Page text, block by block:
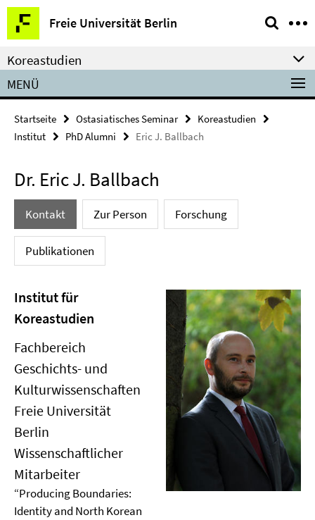
Springe
direkt
zu
Inhalt
Freie Universität Berlin
Service-
Navigation
Koreastudien
MENÜ
Startseite Ostasiatisches Seminar
Koreastudien
Institut
PhD Alumni Eric J. Ballbach
Dr. Eric J. Ballbach
Kontakt Zur Person Forschung
Publikationen
Institut für
Koreastudien
Fachbereich
Geschichts- und
Kulturwissenschaften
Freie Universität
Berlin
Wissenschaftlicher
Mitarbeiter
“Producing Boundaries:
Identity and North Korean